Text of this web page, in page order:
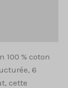
100 % coton
6
cette